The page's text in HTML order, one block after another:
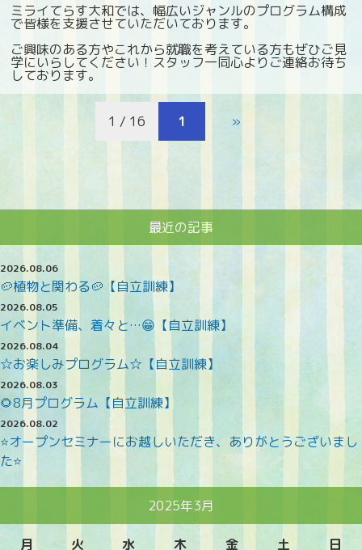
ミライてらす大和では、幅広いジャンルのプログラム構成
で皆様を支援させていただいております。
ご興味のある方やこれから就職を考えている方もぜひご見
学にいらしてください！スタッフ一同心よりご連絡お待ち
しております。
1 / 16 1 »
最近の記事
2026.08.06
🥔植物と関わる🥔【自立訓練】
2026.08.05
イベント準備、着々と…😁【自立訓練】
2026.08.04
☆お楽しみプログラム☆【自立訓練】
2026.08.03
🌻8月プログラム【自立訓練】
2026.08.02
⭐オープンセミナーにお越しいただき、ありがとうございまし
た⭐
2025年3月
月 火 水 木 金 土 日